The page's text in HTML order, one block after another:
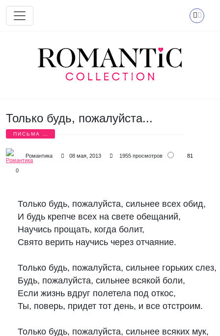
Перейти к основному содержанию
Только будь, пожалуйста...
ПИСЬМА О
Романтика 08 мая, 2013 1955 просмотров 81
0
Только будь, пожалуйста, сильнее всех обид,
И будь крепче всех на свете обещаний,
Научись прощать, когда болит,
Свято верить научись через отчаяние.
Только будь, пожалуйста, сильнее горьких слез,
Будь, пожалуйста, сильнее всякой боли,
Если жизнь вдруг полетела под откос,
Ты, поверь, придет тот день, и все отстроим.
Только будь, пожалуйста, сильнее всяких мук,